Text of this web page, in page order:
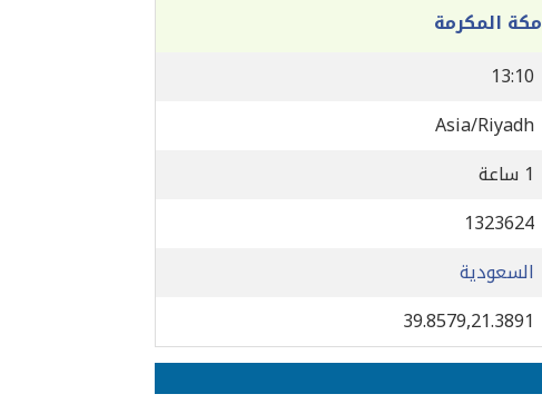
مكة المكرمة
13:10
Asia/Riyadh
1 ساعة
1323624
السعودية
39.8579,21.3891